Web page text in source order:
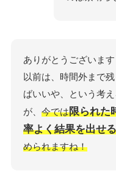
ありがとうございます
以前は、時間外まで
ばいいや、という考
が、 今では限られた
率よく結果を出せ
められますね！